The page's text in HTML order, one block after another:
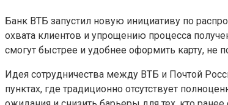
Банк ВТБ запустил новую инициативу по
охвата клиентов и упрощению процесса
смогут быстрее и удобнее оформить карту, не
Идея сотрудничества между ВТБ и Почтой
пунктах, где традиционно отсутствует